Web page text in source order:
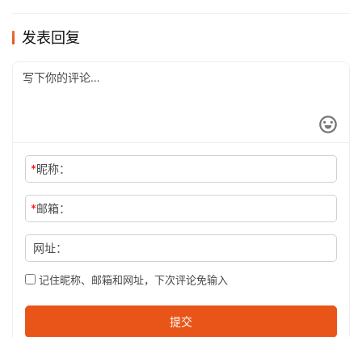
发表回复
*昵称：
*邮箱：
网址：
记住昵称、邮箱和网址，下次评论免输入
提交